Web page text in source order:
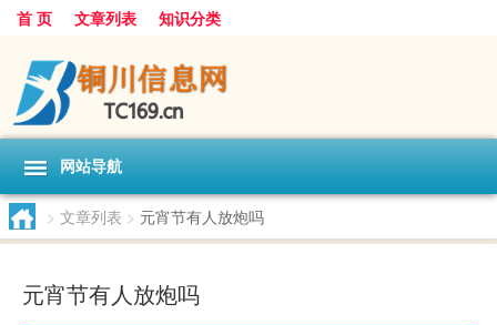
首 页 文章列表 知识分类
网站导航
> 文章列表 > 元宵节有人放炮吗
元宵节有人放炮吗